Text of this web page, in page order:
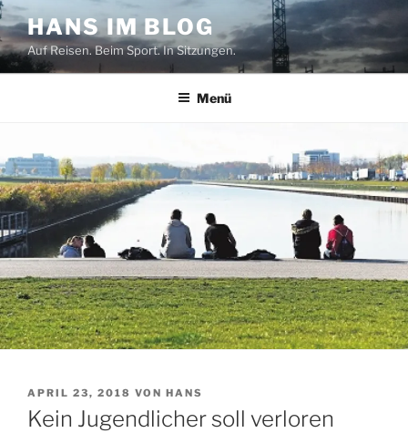
Zum
Inhalt
springen
HANS IM BLOG
Auf Reisen. Beim Sport. In Sitzungen.
Menü
VERÖFFENTLICHT
AM
APRIL 23, 2018 VON HANS
Kein Jugendlicher soll verloren